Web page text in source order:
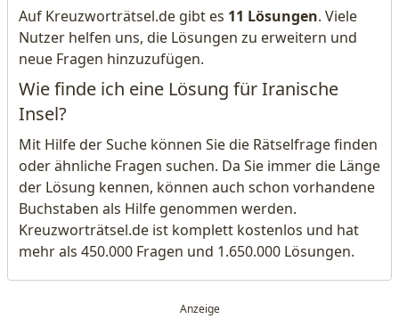
Auf Kreuzworträtsel.de gibt es 11 Lösungen. Viele
Nutzer helfen uns, die Lösungen zu erweitern und
neue Fragen hinzuzufügen.
Wie finde ich eine Lösung für Iranische
Insel?
Mit Hilfe der Suche können Sie die Rätselfrage finden
oder ähnliche Fragen suchen. Da Sie immer die Länge
der Lösung kennen, können auch schon vorhandene
Buchstaben als Hilfe genommen werden.
Kreuzworträtsel.de ist komplett kostenlos und hat
mehr als 450.000 Fragen und 1.650.000 Lösungen.